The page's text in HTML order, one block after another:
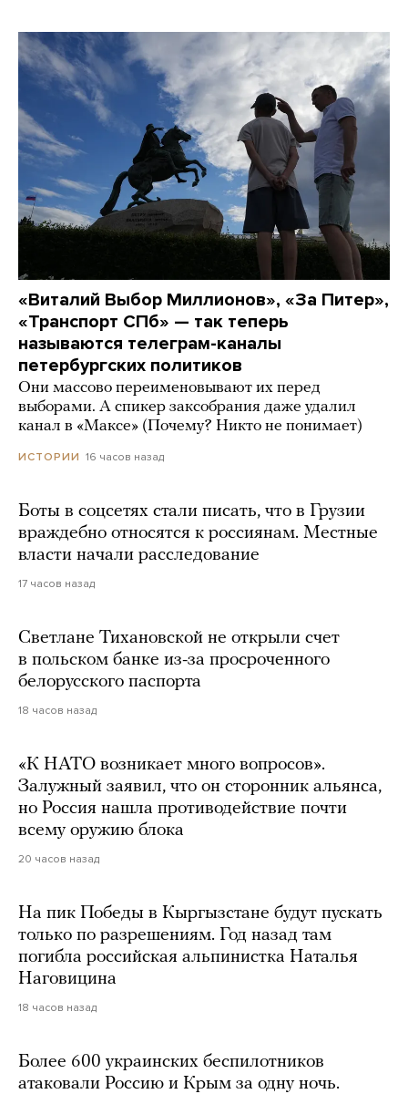
«Виталий Выбор Миллионов», «За Питер»,
«Транспорт СПб» — так теперь
называются телеграм-каналы
петербургских политиков
Они массово переименовывают их перед
выборами. А спикер заксобрания даже удалил
канал в «Максе» (Почему? Никто не понимает)
ИСТОРИИ 16 часов назад
Боты в соцсетях стали писать, что в Грузии
враждебно относятся к россиянам. Местные
власти начали расследование
17 часов назад
Светлане Тихановской не открыли счет
в польском банке из-за просроченного
белорусского паспорта
18 часов назад
«К НАТО возникает много вопросов».
Залужный заявил, что он сторонник альянса,
но Россия нашла противодействие почти
всему оружию блока
20 часов назад
На пик Победы в Кыргызстане будут пускать
только по разрешениям. Год назад там
погибла российская альпинистка Наталья
Наговицина
18 часов назад
Более 600 украинских беспилотников
атаковали Россию и Крым за одну ночь.